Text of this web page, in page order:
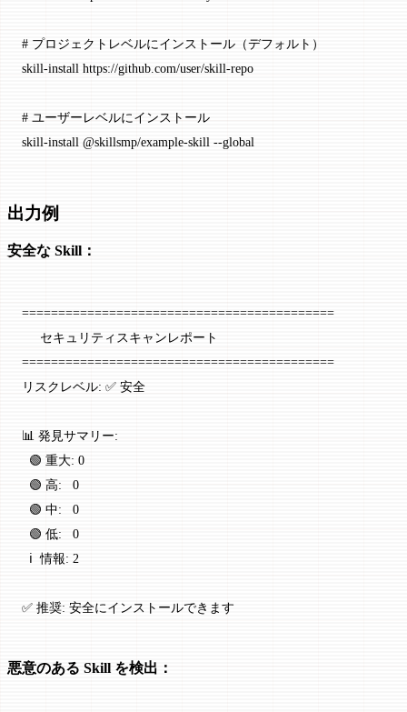
# プロジェクトレベルにインストール（デフォルト）
skill-install https://github.com/user/skill-repo
# ユーザーレベルにインストール
skill-install @skillsmp/example-skill --global
出力例
安全な Skill：
===========================================
     セキュリティスキャンレポート
===========================================
リスクレベル: ✅ 安全
📊 発見サマリー:
  🟢 重大: 0
  🟢 高:   0
  🟢 中:   0
  🟢 低:   0
  ℹ️  情報: 2
✅ 推奨: 安全にインストールできます
悪意のある Skill を検出：